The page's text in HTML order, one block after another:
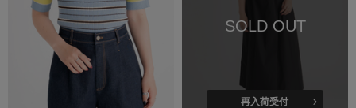
SOLD OUT
再入荷受付